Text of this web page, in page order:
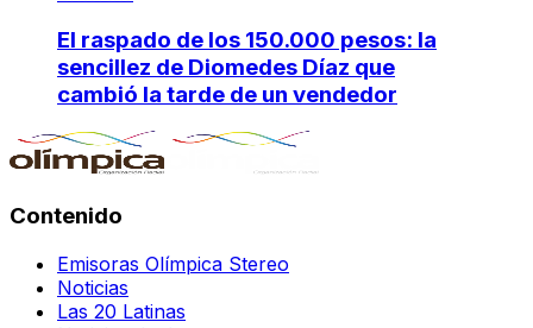
El raspado de los 150.000 pesos: la
sencillez de Diomedes Díaz que
cambió la tarde de un vendedor
Contenido
Emisoras Olímpica Stereo
Noticias
Las 20 Latinas